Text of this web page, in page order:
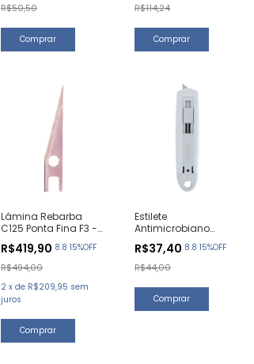
R$50,50 R$114,24
Lâmina Rebarba
C125 Ponta Fina F3 -
R$419,90 8.8 15%OFF
R$494,00
2 x de R$209,95 sem
juros
Estilete
Antimicrobiano
Unidade)
R$37,40 8.8 15%OFF
R$44,00